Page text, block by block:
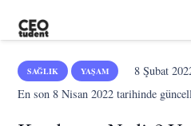
SAĞLIK YAŞAM 8 Şubat
En son8 Nisan 2022 tarihinde